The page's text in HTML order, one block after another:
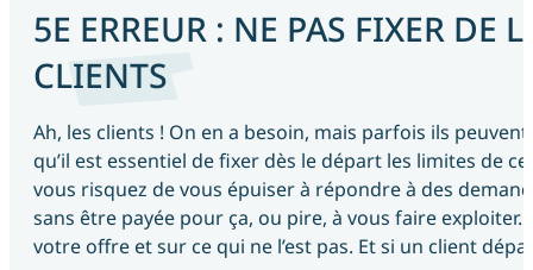
5E ERREUR : NE PAS FIXER DE
CLIENTS
Ah, les clients ! On en a besoin, mais parfois ils
qu’il est essentiel de fixer dès le départ les limites de
vous risquez de vous épuiser à répondre à des
sans être payée pour ça, ou pire, à vous faire
votre offre et sur ce qui ne l’est pas. Et si un client